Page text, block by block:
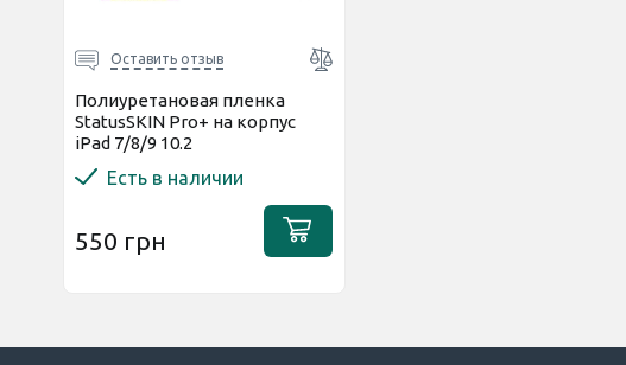
Оставить отзыв
Полиуретановая пленка
StatusSKIN Pro+ на корпус
iPad 7/8/9 10.2
(2019/2020/2021) Глянцевая
Есть в наличии
550 грн